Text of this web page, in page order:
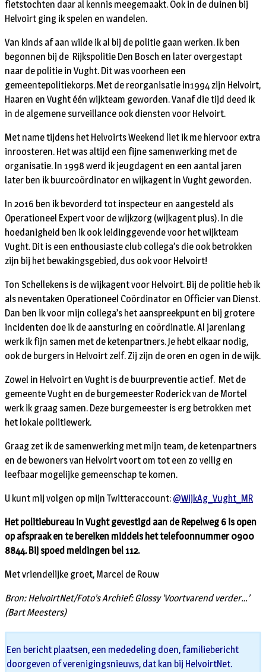
fietstochten daar al kennis meegemaakt. Ook in de duinen bij
Helvoirt ging ik spelen en wandelen.
Van kinds af aan wilde ik al bij de politie gaan werken. Ik ben
begonnen bij de Rijkspolitie Den Bosch en later overgestapt
naar de politie in Vught. Dit was voorheen een
gemeentepolitiekorps. Met de reorganisatie in1994 zijn Helvoirt,
Haaren en Vught één wijkteam geworden. Vanaf die tijd deed ik
in de algemene surveillance ook diensten voor Helvoirt.
Met name tijdens het Helvoirts Weekend liet ik me hiervoor extra
inroosteren. Het was altijd een fijne samenwerking met de
organisatie. In 1998 werd ik jeugdagent en een aantal jaren
later ben ik buurcoördinator en wijkagent in Vught geworden.
In 2016 ben ik bevorderd tot inspecteur en aangesteld als
Operationeel Expert voor de wijkzorg (wijkagent plus). In die
hoedanigheid ben ik ook leidinggevende voor het wijkteam
Vught. Dit is een enthousiaste club collega’s die ook betrokken
zijn bij het bewakingsgebied, dus ook voor Helvoirt!
Ton Schellekens is de wijkagent voor Helvoirt. Bij de politie heb ik
als neventaken Operationeel Coördinator en Officier van Dienst.
Dan ben ik voor mijn collega’s het aanspreekpunt en bij grotere
incidenten doe ik de aansturing en coördinatie. Al jarenlang
werk ik fijn samen met de ketenpartners. Je hebt elkaar nodig,
ook de burgers in Helvoirt zelf. Zij zijn de oren en ogen in de wijk.
Zowel in Helvoirt en Vught is de buurpreventie actief. Met de
gemeente Vught en de burgemeester Roderick van de Mortel
werk ik graag samen. Deze burgemeester is erg betrokken met
het lokale politiewerk.
Graag zet ik de samenwerking met mijn team, de ketenpartners
en de bewoners van Helvoirt voort om tot een zo veilig en
leefbaar mogelijke gemeenschap te komen.
U kunt mij volgen op mijn Twitteraccount: @WijkAg_Vught_MR
Het politiebureau in Vught gevestigd aan de Repelweg 6 is open
op afspraak en te bereiken middels het telefoonnummer 0900
8844. Bij spoed meldingen bel 112.
Met vriendelijke groet, Marcel de Rouw
Bron: HelvoirtNet/Foto’s Archief: Glossy ‘Voortvarend verder…’
(Bart Meesters)
Een bericht plaatsen, een mededeling doen, familiebericht
doorgeven of verenigingsnieuws, dat kan bij HelvoirtNet.